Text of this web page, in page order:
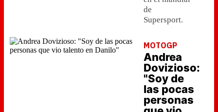
de
Supersport.
MOTOGP
Andrea
Dovizioso:
"Soy de
las pocas
personas